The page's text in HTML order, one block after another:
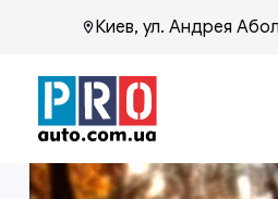
Киев, ул. Андрея